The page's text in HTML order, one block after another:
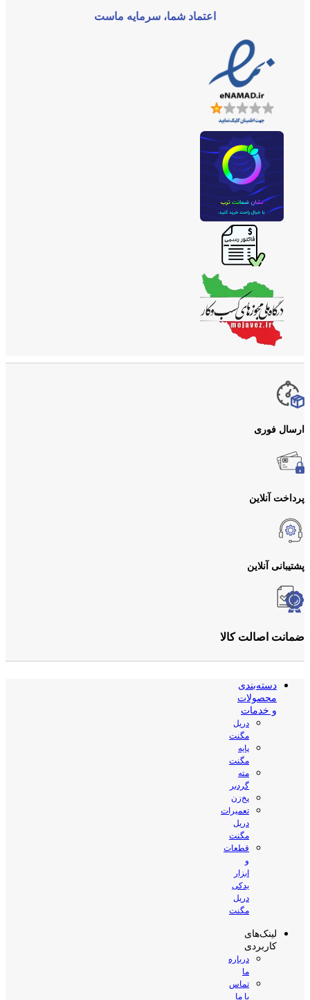
اعتماد شما، سرمایه ماست
ارسال فوری
پرداخت آنلاین
پشتیبانی آنلاین
ضمانت اصالت کالا
دسته‌بندی
محصولات
و خدمات
دریل
مگنت
پایه
مگنت
مته
گردبر
پخ‌زن
تعمیرات
دریل
مگنت
قطعات
و
ابزار
یدکی
دریل
مگنت
لینک‌های
کاربردی
درباره
ما
تماس
با ما